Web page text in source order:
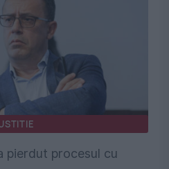
pierdut procesul cu